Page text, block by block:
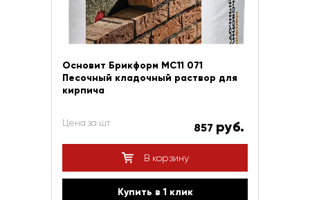
Основит Брикформ МС11 071
Песочный кладочный раствор для
кирпича
Цена за шт 857 руб.
В корзину
Купить в 1 клик